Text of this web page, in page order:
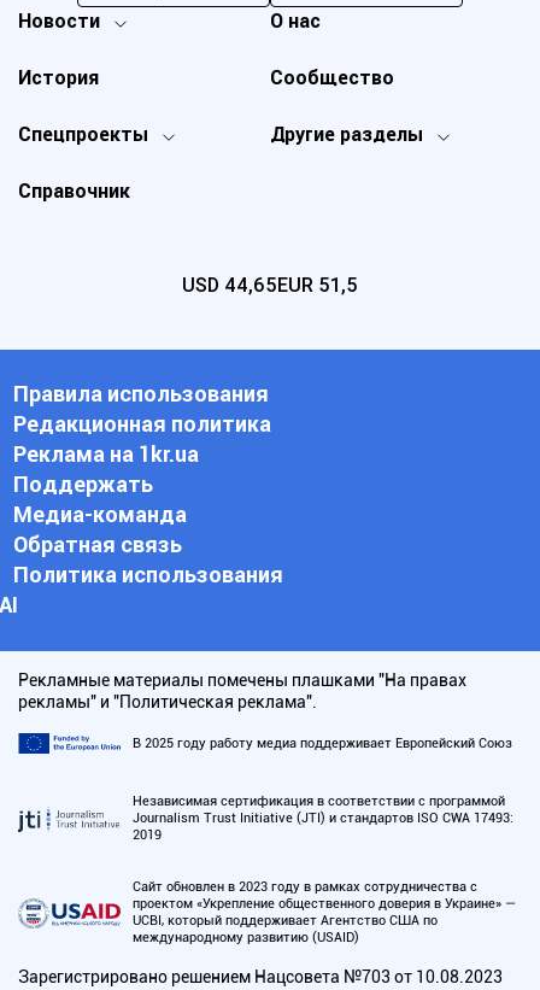
Новости
Спецпроекты Другие разделы
История
О нас
Справочник
Сообщество
USD 44,65EUR 51,5
Правила использования
Редакционная политика
Реклама на 1kr.ua
Поддержать
Медиа-команда
Обратная связь
Политика использования
АI
Рекламные материалы помечены плашками "На правах
рекламы" и "Политическая реклама".
В 2025 году работу медиа поддерживает Европейский Союз
Независимая сертификация в соответствии с программой
Journalism Trust Initiative (JTI) и стандартов ISO CWA 17493:
2019
Сайт обновлен в 2023 году в рамках сотрудничества с
проектом «Укрепление общественного доверия в Украине» —
UCBI, который поддерживает Агентство США по
международному развитию (USAID)
Зарегистрировано решением Нацсовета №703 от 10.08.2023